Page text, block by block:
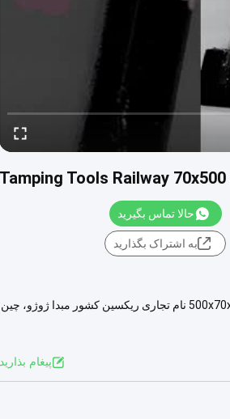
حالا تماس بگیرید
به اشتراک بگذارید
ابزار کوبنده بالاست تجهیزات راه آهن کاربید تنگستن شرح مورد ابزار کوبیدن درجه 5 اندازه ها 500x70x130/93 نام تجاری ریکسین کشور مبدا ژوژو، چین
پيغام بذاريد